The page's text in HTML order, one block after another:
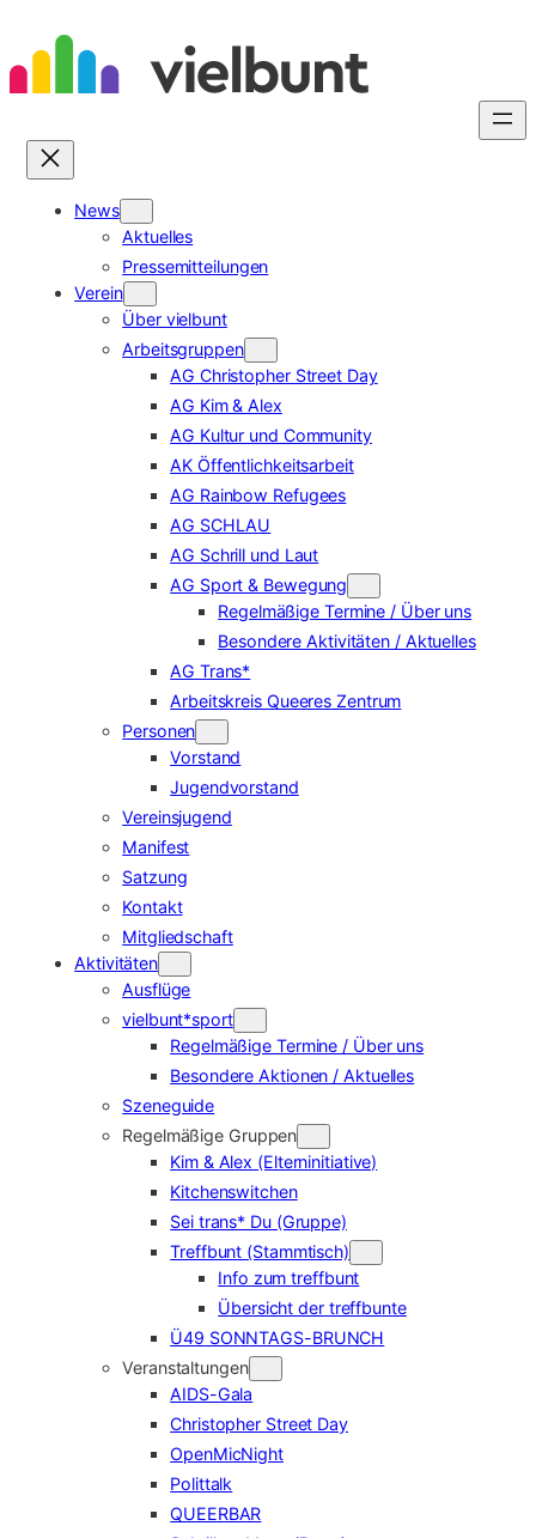
Inhalt
springen
News
Aktuelles
Pressemitteilungen
Verein
Über vielbunt
Arbeitsgruppen
AG Christopher Street Day
AG Kim & Alex
AG Kultur und Community
AK Öffentlichkeitsarbeit
AG Rainbow Refugees
AG SCHLAU
AG Schrill und Laut
AG Sport & Bewegung
Regelmäßige Termine / Über uns
Besondere Aktivitäten / Aktuelles
AG Trans*
Arbeitskreis Queeres Zentrum
Personen
Vorstand
Jugendvorstand
Vereinsjugend
Manifest
Satzung
Kontakt
Mitgliedschaft
Aktivitäten
Ausflüge
vielbunt*sport
Regelmäßige Termine / Über uns
Besondere Aktionen / Aktuelles
Szeneguide
Regelmäßige Gruppen
Kim & Alex (Elterninitiative)
Kitchenswitchen
Sei trans* Du (Gruppe)
Treffbunt (Stammtisch)
Info zum treffbunt
Übersicht der treffbunte
Ü49 SONNTAGS-BRUNCH
Veranstaltungen
AIDS-Gala
Christopher Street Day
OpenMicNight
Polittalk
QUEERBAR